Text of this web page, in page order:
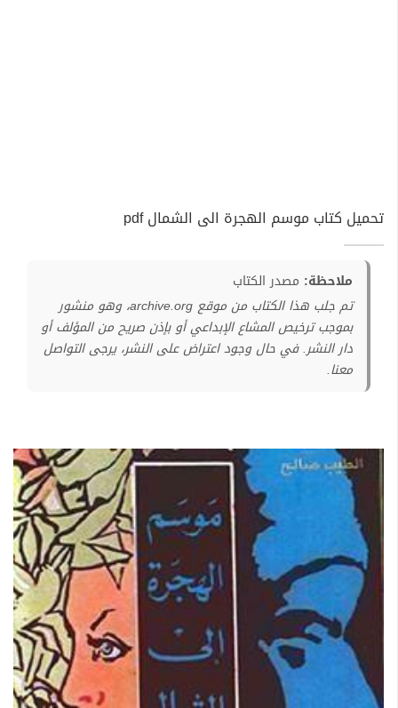
تحميل كتاب موسم الهجرة الى الشمال pdf
ملاحظة: مصدر الكتاب
تم جلب هذا الكتاب من موقع archive.org، وهو منشور
بموجب ترخيص المشاع الإبداعي أو بإذن صريح من المؤلف أو
دار النشر. في حال وجود اعتراض على النشر، يرجى التواصل
معنا.